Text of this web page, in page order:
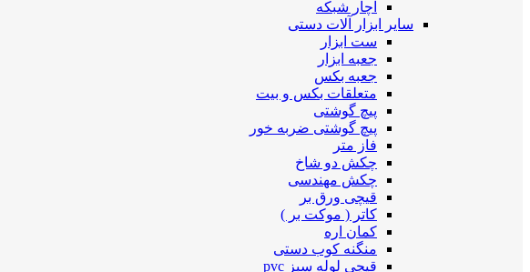
آچار شبکه
سایر ابزار آلات دستی
ست ابزار
جعبه ابزار
جعبه بکس
متعلقات بکس و بیت
پیچ گوشتی
پیچ گوشتی ضربه خور
فاز متر
چکش دو شاخ
چکش مهندسی
قیچی ورق بر
کاتر ( موکت بر )
کمان اره
منگنه کوب دستی
قیچی لوله سبز pvc